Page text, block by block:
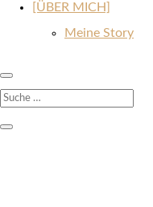
[ÜBER MICH]
Meine Story